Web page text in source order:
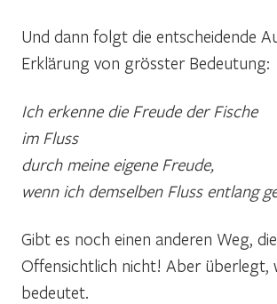
Und dann folgt die entscheidende
Erklärung von grösster Bedeutung:
Ich erkenne die Freude der Fische
im Fluss
durch meine eigene Freude,
wenn ich demselben Fluss entlang
Gibt es noch einen anderen Weg,
Offensichtlich nicht! Aber überlegt,
bedeutet.